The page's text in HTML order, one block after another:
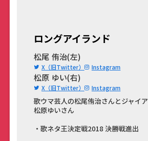
ロングアイランド
松尾 侑治(左)
X（旧Twitter） Instagram
松原 ゆい(右)
X（旧Twitter） Instagram
歌ウマ芸人の松尾侑治さんとジャイ
松原ゆいさん
・歌ネタ王決定戦2018 決勝戦進出